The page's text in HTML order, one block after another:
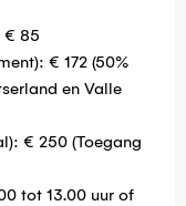
€ 85
€ 172 (50%
en Valle
€ 250 (Toegang
tot 13.00 uur of